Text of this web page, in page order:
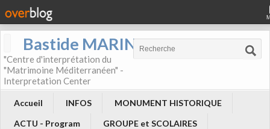
Bastide MARIN
"Centre d'interprétation du
"Matrimoine Méditerranéen" -
Interpretation Center
Accueil INFOS
MONUMENT HISTORIQUE
ACTU - Program
GROUPE et SCOLAIRES